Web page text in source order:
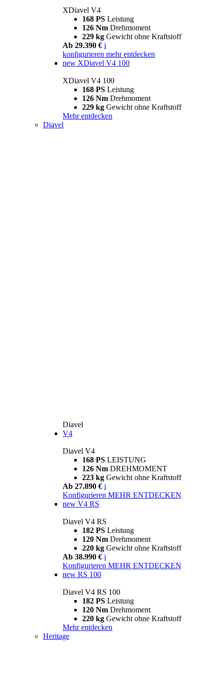
XDiavel V4
168 PS Leistung
126 Nm Drehmoment
229 kg Gewicht ohne Kraftstoff
Ab 29.390 € i
konfigurieren mehr entdecken
new XDiavel V4 100
XDiavel V4 100
168 PS Leistung
126 Nm Drehmoment
229 kg Gewicht ohne Kraftstoff
Mehr entdecken
Diavel
Diavel
V4
Diavel V4
168 PS LEISTUNG
126 Nm DREHMOMENT
223 kg Gewicht ohne Kraftstoff
Ab 27.890 € i
Konfigurieren MEHR ENTDECKEN
new V4 RS
Diavel V4 RS
182 PS Leistung
120 Nm Drehmoment
220 kg Gewicht ohne Kraftstoff
Ab 38.990 € i
Konfigurieren MEHR ENTDECKEN
new RS 100
Diavel V4 RS 100
182 PS Leistung
120 Nm Drehmoment
220 kg Gewicht ohne Kraftstoff
Mehr entdecken
Heritage